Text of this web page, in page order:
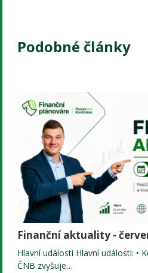
Podobné články
Finanční aktuality -
Hlavní události Hlavní události: •
ČNB zvyšuje…